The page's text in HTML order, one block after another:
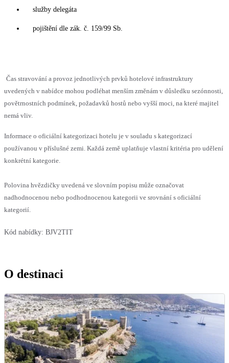
služby delegáta
pojištění dle zák. č. 159/99 Sb.
Čas stravování a provoz jednotlivých prvků hotelové infrastruktury
uvedených v nabídce mohou podléhat menším změnám v důsledku sezónnosti,
povětrnostních podmínek, požadavků hostů nebo vyšší moci, na které majitel
nemá vliv.
Informace o oficiální kategorizaci hotelu je v souladu s kategorizací
používanou v příslušné zemi. Každá země uplatňuje vlastní kritéria pro udělení
konkrétní kategorie.
Polovina hvězdičky uvedená ve slovním popisu může označovat
nadhodnocenou nebo podhodnocenou kategorii ve srovnání s oficiální
kategorií.
Kód nabídky: BJV2TIT
O destinaci